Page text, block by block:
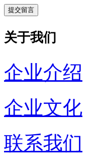
关于我们
企业介绍
企业文化
联系我们